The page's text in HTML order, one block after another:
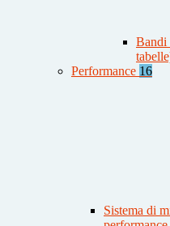
Bandi
Performance 16
Sistema di